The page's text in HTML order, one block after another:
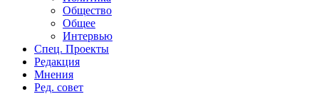
Общество
Общее
Интервью
Спец. Проекты
Редакция
Мнения
Ред. совет